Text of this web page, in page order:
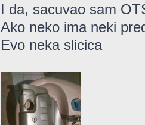
I da, sacuvao sam
Ako neko ima neki
Evo neka slicica